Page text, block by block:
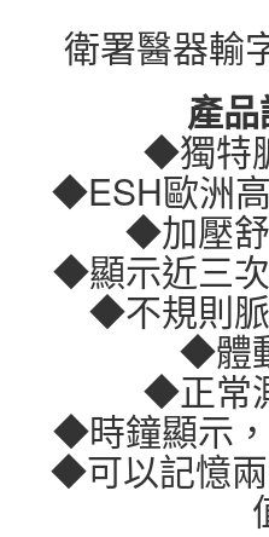
衛署醫器輸
產
◆獨特
◆ESH歐洲
◆加壓
◆顯示近三
◆不規則
◆體
◆正常
◆時鐘顯示
◆可以記憶